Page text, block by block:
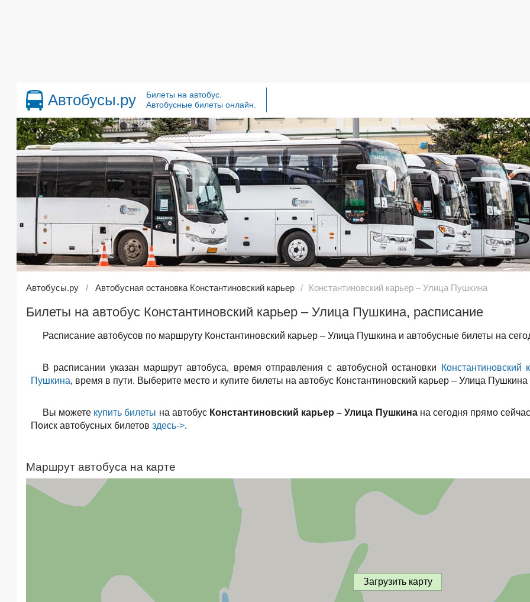
Автобусы.ру
Билеты на автобус.
Автобусные билеты онлайн.
Автобусы.ру Автобусная остановка Константиновский карьер Константиновский карьер – Улица Пушкина
Билеты на автобус Константиновский карьер – Улица Пушкина, расписание
Расписание автобусов по маршруту Константиновский карьер – Улица Пушкина и автобусные билеты на
В расписании указан маршрут автобуса, время отправления с автобусной остановки
Константиновский
Пушкина, время в пути. Выберите место и купите билеты на автобус Константиновский карьер – Улица
Вы можете купить билеты на автобус Константиновский карьер – Улица Пушкинана сегодня прямо
Поиск автобусных билетов здесь->.
Маршрут автобуса на карте
Загрузить карту